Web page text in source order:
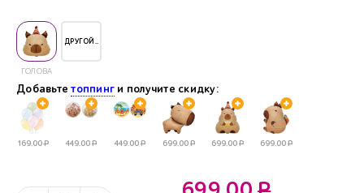
ГОЛОВА
ДРУГОЙ..
Добавьтетоппинг и получите скидку:
169.00Р 449.00Р 449.00Р 699.00Р 699.00Р 699.00Р